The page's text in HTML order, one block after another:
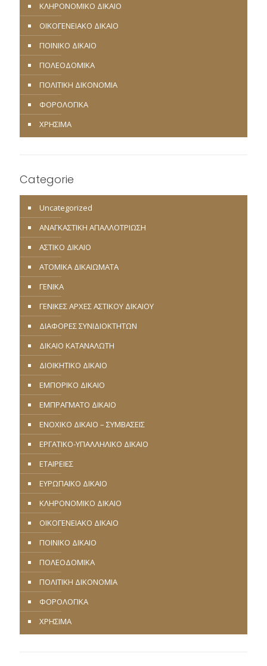
ΚΛΗΡΟΝΟΜΙΚΟ ΔΙΚΑΙΟ
ΟΙΚΟΓΕΝΕΙΑΚΟ ΔΙΚΑΙΟ
ΠΟΙΝΙΚΟ ΔΙΚΑΙΟ
ΠΟΛΕΟΔΟΜΙΚΑ
ΠΟΛΙΤΙΚΗ ΔΙΚΟΝΟΜΙΑ
ΦΟΡΟΛΟΓΙΚΑ
ΧΡΗΣΙΜΑ
Categorie
Uncategorized
ΑΝΑΓΚΑΣΤΙΚΗ ΑΠΑΛΛΟΤΡΙΩΣΗ
ΑΣΤΙΚΟ ΔΙΚΑΙΟ
ΑΤΟΜΙΚΑ ΔΙΚΑΙΩΜΑΤΑ
ΓΕΝΙΚΑ
ΓΕΝΙΚΕΣ ΑΡΧΕΣ ΑΣΤΙΚΟΥ ΔΙΚΑΙΟΥ
ΔΙΑΦΟΡΕΣ ΣΥΝΙΔΙΟΚΤΗΤΩΝ
ΔΙΚΑΙΟ ΚΑΤΑΝΑΛΩΤΗ
ΔΙΟΙΚΗΤΙΚΟ ΔΙΚΑΙΟ
ΕΜΠΟΡΙΚΟ ΔΙΚΑΙΟ
ΕΜΠΡΑΓΜΑΤΟ ΔΙΚΑΙΟ
ΕΝΟΧΙΚΟ ΔΙΚΑΙΟ – ΣΥΜΒΑΣΕΙΣ
ΕΡΓΑΤΙΚΟ-ΥΠΑΛΛΗΛΙΚΟ ΔΙΚΑΙΟ
ΕΤΑΙΡΕΙΕΣ
ΕΥΡΩΠΑΪΚΟ ΔΙΚΑΙΟ
ΚΛΗΡΟΝΟΜΙΚΟ ΔΙΚΑΙΟ
ΟΙΚΟΓΕΝΕΙΑΚΟ ΔΙΚΑΙΟ
ΠΟΙΝΙΚΟ ΔΙΚΑΙΟ
ΠΟΛΕΟΔΟΜΙΚΑ
ΠΟΛΙΤΙΚΗ ΔΙΚΟΝΟΜΙΑ
ΦΟΡΟΛΟΓΙΚΑ
ΧΡΗΣΙΜΑ